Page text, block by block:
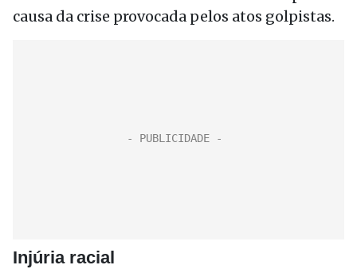
causa da crise provocada pelos atos golpistas.
Injúria racial